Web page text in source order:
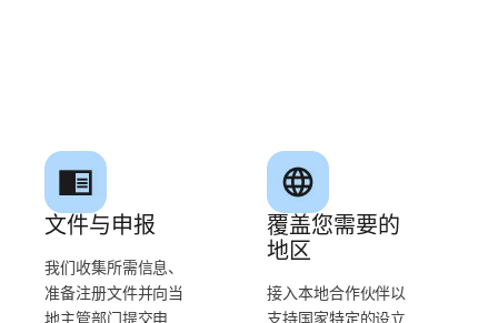
文件与申报
我们收集所需信息、
准备注册文件并向当
地主管部门提交申
覆盖您需要的
地区
接入本地合作伙伴以
支持国家特定的设立